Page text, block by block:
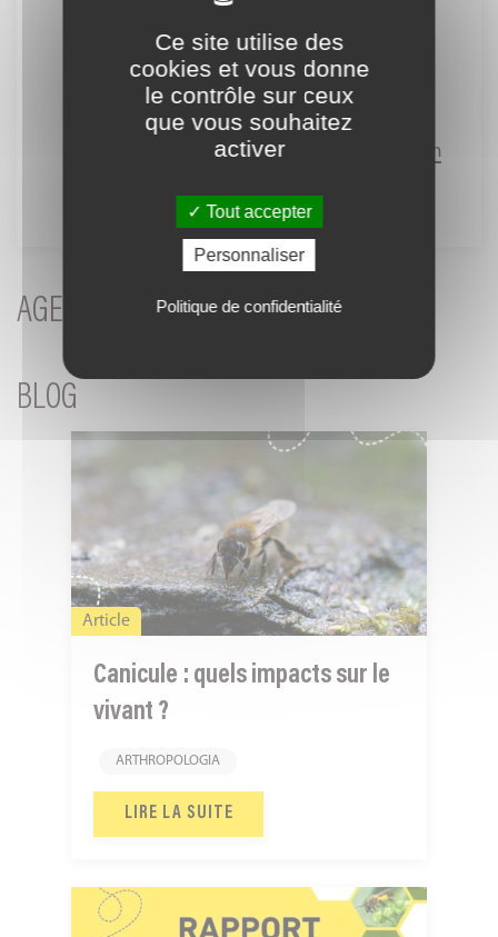
Les frelons / les guêpes sont-ils agressifs
et/ou dangereux ?
Les bombes à graines sont-elles efficaces
pour végétaliser des espaces ?
Faut-il installer un hôtel à insectes dans son
AGENDA
BLOG
Article
Canicule : quels impacts sur le
vivant ?
ARTHROPOLOGIA
LIRE LA SUITE
Canicule
impacts
sur
le
vivant
2025,
Ce site utilise des
cookies et vous donne
le contrôle sur ceux
que vous souhaitez
activer
Tout accepter
Personnaliser
Politique de confidentialité